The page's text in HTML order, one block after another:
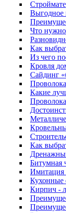
Выгодное
Что нужно
Как
Из чего
Кровля
Сайдинг
Какие
Как
Битумная
Имитация
Кухонные
Кирпич -